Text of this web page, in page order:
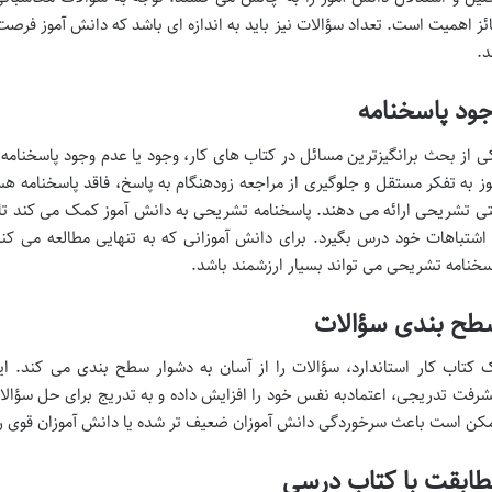
اهمیت است. تعداد سؤالات نیز باید به اندازه ای باشد که دانش آموز
پاسخنامه
از بحث برانگیزترین مسائل در کتاب های کار، وجود یا عدم وجود
به تفکر مستقل و جلوگیری از مراجعه زودهنگام به پاسخ، فاقد پاسخنامه
تشریحی ارائه می دهند. پاسخنامه تشریحی به دانش آموز کمک می کند
اشتباهات خود درس بگیرد. برای دانش آموزانی که به تنهایی مطالعه می
تشریحی می تواند بسیار ارزشمند باشد.
بندی سؤالات
کتاب کار استاندارد، سؤالات را از آسان به دشوار سطح بندی می کند.
تدریجی، اعتمادبه نفس خود را افزایش داده و به تدریج برای حل
است باعث سرخوردگی دانش آموزان ضعیف تر شده یا دانش آموزان قوی
با کتاب درسی